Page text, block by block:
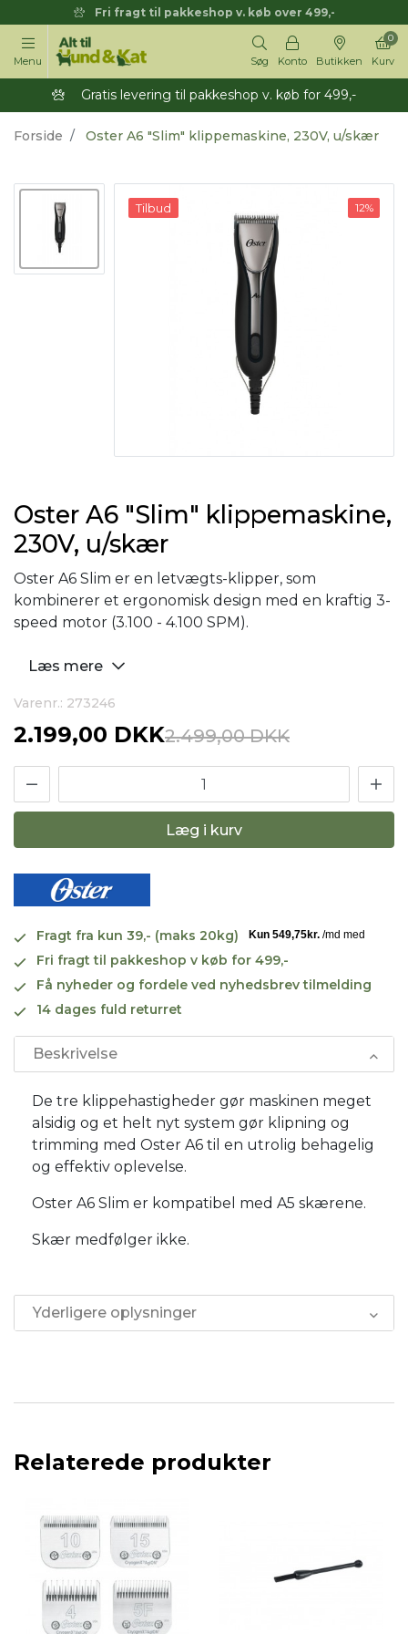
Fri fragt til pakkeshop v. køb over 499,-
Menu Søg Konto Butikken Kurv
0
Gratis levering til pakkeshop v. køb for 499,-
Forside Oster A6 "Slim" klippemaskine, 230V, u/skær
Tilbud 12%
Oster A6 "Slim" klippemaskine,
230V, u/skær
Oster A6 Slim er en letvægts-klipper, som
kombinerer et ergonomisk design med en kraftig 3-
speed motor (3.100 - 4.100 SPM).
Læs mere
Varenr.: 273246
2.199,00 DKK2.499,00 DKK
Læg i kurv
Fragt fra kun 39,- (maks 20kg)
Fri fragt til pakkeshop v køb for 499,-
Få nyheder og fordele ved nyhedsbrev tilmelding
14 dages fuld returret
Beskrivelse
De tre klippehastigheder gør maskinen meget
alsidig og et helt nyt system gør klipning og
trimming med Oster A6 til en utrolig behagelig
og effektiv oplevelse.
Oster A6 Slim er kompatibel med A5 skærene.
Skær medfølger ikke.
Yderligere oplysninger
Relaterede produkter